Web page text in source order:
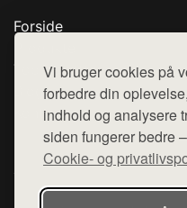
Vi bruger cookies på
forbedre din
indhold og analysere
siden fungerer bedre
Cookie- og
Forside
Top Rabatter
Blog
Kontakt